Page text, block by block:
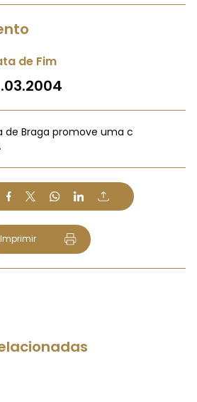
de Fim
de Braga promove uma c
Imprimir